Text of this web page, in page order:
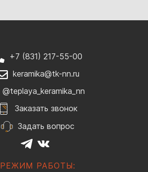
+7 (831) 217-55-00
keramika@tk-nn.ru
@teplaya_keramika_nn
Заказать звонок
Задать вопрос
РЕЖИМ РАБОТЫ: